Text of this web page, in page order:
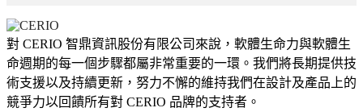
對 CERIO 智鼎資訊股份有限公司來說，軟體生命力與軟體生
命週期的每一個步驟都屬非常重要的一環。我們將長期提供技
術支援以及持續更新，努力不懈的維持我們在設計及產品上的
競爭力以回饋所有對 CERIO 品牌的支持者。